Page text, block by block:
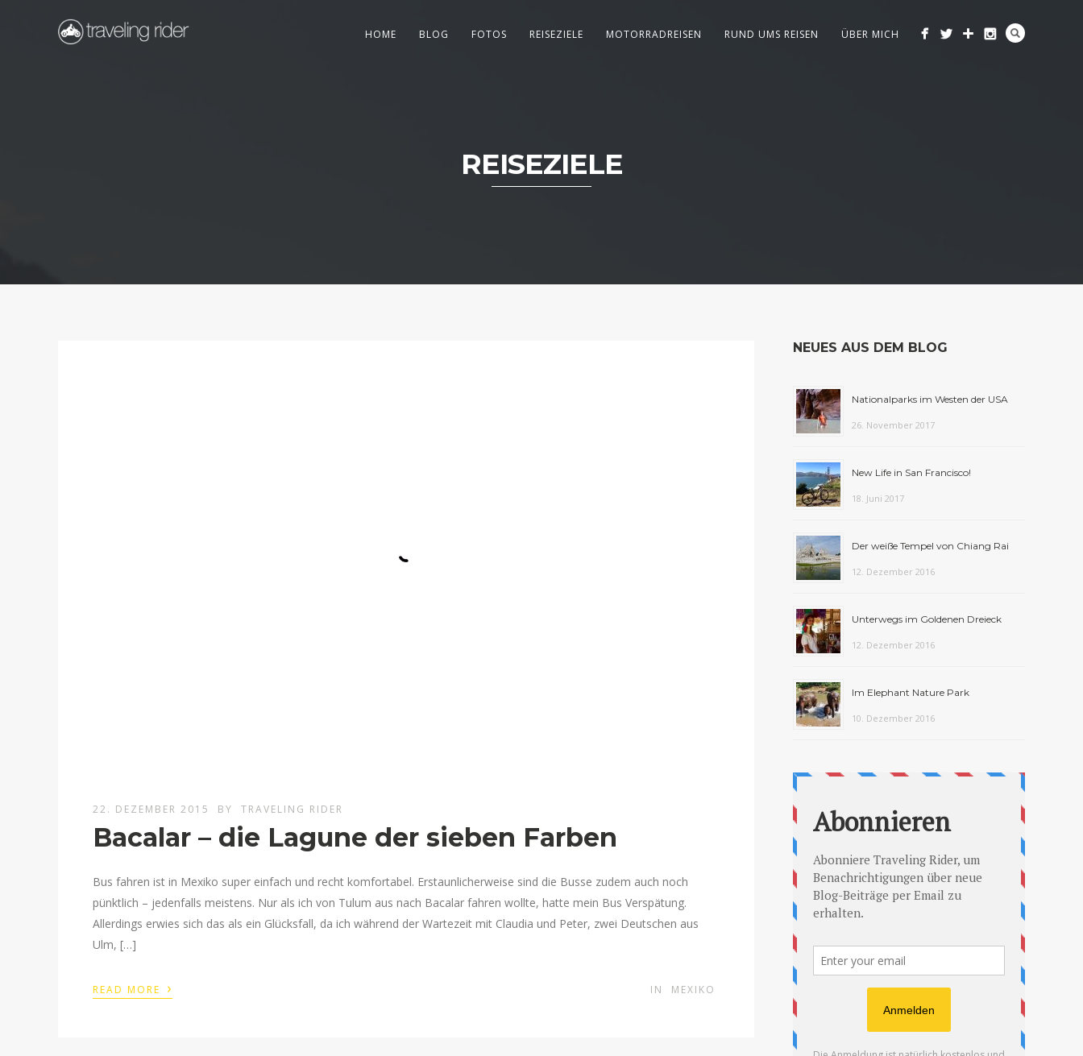
HOME BLOG FOTOS REISEZIELE MOTORRADREISEN RUND UMS REISEN ÜBER MICH
REISEZIELE
22. DEZEMBER 2015 BY TRAVELING RIDER
Bacalar – die Lagune der sieben Farben
Bus fahren ist in Mexiko super einfach und recht komfortabel. Erstaunlicherweise sind die Busse zudem auch noch
pünktlich – jedenfalls meistens. Nur als ich von Tulum aus nach Bacalar fahren wollte, hatte mein Bus Verspätung.
Allerdings erwies sich das als ein Glücksfall, da ich während der Wartezeit mit Claudia und Peter, zwei Deutschen aus
Ulm, […]
READ MORE › IN MEXIKO
NEUES AUS DEM BLOG
Nationalparks im Westen der USA
26. November 2017
New Life in San Francisco!
18. Juni 2017
Der weiße Tempel von Chiang Rai
12. Dezember 2016
Unterwegs im Goldenen Dreieck
12. Dezember 2016
Im Elephant Nature Park
10. Dezember 2016